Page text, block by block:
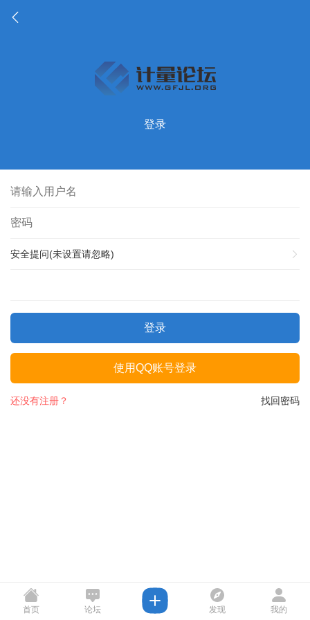
登录
安全提问(未设置请忽略)
登录
使用QQ账号登录
找回密码
还没有注册？
首页 论坛 发现 我的